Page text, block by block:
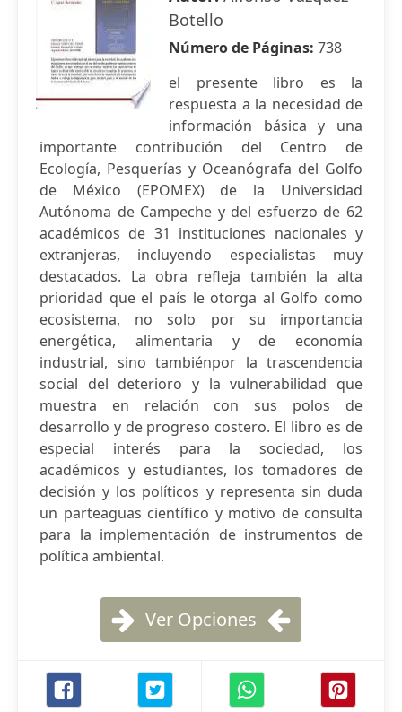
Botello
Número de Páginas: 738
el presente libro es la
respuesta a la necesidad de
información básica y una
importante contribución del Centro de
Ecología, Pesquerías y Oceanógrafa del Golfo
de México (EPOMEX) de la Universidad
Autónoma de Campeche y del esfuerzo de 62
académicos de 31 instituciones nacionales y
extranjeras, incluyendo especialistas muy
destacados. La obra refleja también la alta
prioridad que el país le otorga al Golfo como
ecosistema, no solo por su importancia
energética, alimentaria y de economía
industrial, sino tambiénpor la trascendencia
social del deterioro y la vulnerabilidad que
muestra en relación con sus polos de
desarrollo y de progreso costero. El libro es de
especial interés para la sociedad, los
académicos y estudiantes, los tomadores de
decisión y los políticos y representa sin duda
un parteaguas científico y motivo de consulta
para la implementación de instrumentos de
política ambiental.
Ver Opciones